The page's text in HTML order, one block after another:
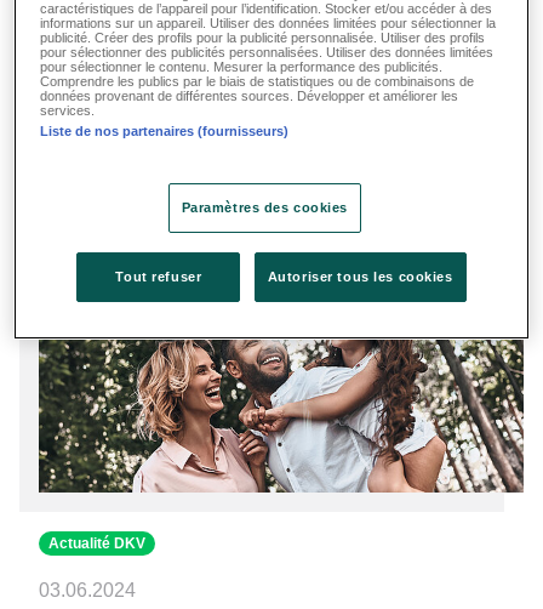
08.06.2026
Campagne EASY HEALTH 2026
Lire plus
Actualité DKV
03.06.2024
caractéristiques de l’appareil pour l’identification. Stocker et/ou accéder à des
informations sur un appareil. Utiliser des données limitées pour sélectionner la
publicité. Créer des profils pour la publicité personnalisée. Utiliser des profils
pour sélectionner des publicités personnalisées. Utiliser des données limitées
pour sélectionner le contenu. Mesurer la performance des publicités.
Comprendre les publics par le biais de statistiques ou de combinaisons de
données provenant de différentes sources. Développer et améliorer les
services.
Liste de nos partenaires (fournisseurs)
Paramètres des cookies
Tout refuser Autoriser tous les cookies